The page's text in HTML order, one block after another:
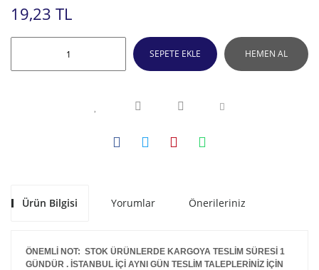
19,23 TL
SEPETE EKLE HEMEN AL
Ürün Bilgisi Yorumlar Önerileriniz
ÖNEMLİ NOT: STOK ÜRÜNLERDE KARGOYA TESLİM SÜRESİ 1
GÜNDÜR . İSTANBUL İÇİ AYNI GÜN TESLİM TALEPLERİNİZ İÇİN